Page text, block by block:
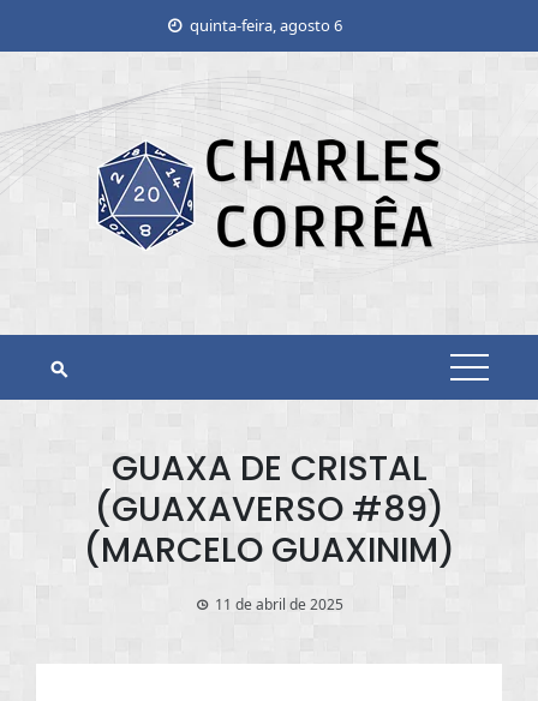
quinta-feira, agosto 6
GUAXA DE CRISTAL
(GUAXAVERSO #89)
(MARCELO GUAXINIM)
11 de abril de 2025